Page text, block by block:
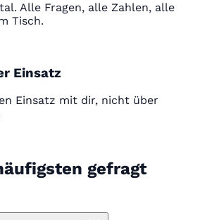
Alle Fragen, alle Zahlen, alle
Tisch.
Einsatz
Einsatz mit dir, nicht über
gefragt